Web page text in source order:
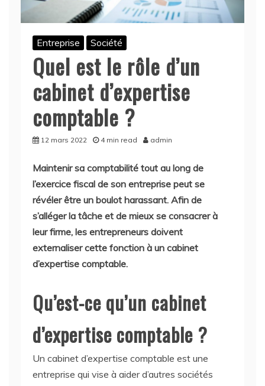
Entreprise Société
Quel est le rôle d’un
cabinet d’expertise
comptable ?
12 mars 2022 4 min read admin
Maintenir sa comptabilité tout au long de
l’exercice fiscal de son entreprise peut se
révéler être un boulot harassant. Afin de
s’alléger la tâche et de mieux se consacrer à
leur firme, les entrepreneurs doivent
externaliser cette fonction à un cabinet
d’expertise comptable.
Qu’est-ce qu’un cabinet
d’expertise comptable ?
Un cabinet d’expertise comptable est une
entreprise qui vise à aider d’autres sociétés